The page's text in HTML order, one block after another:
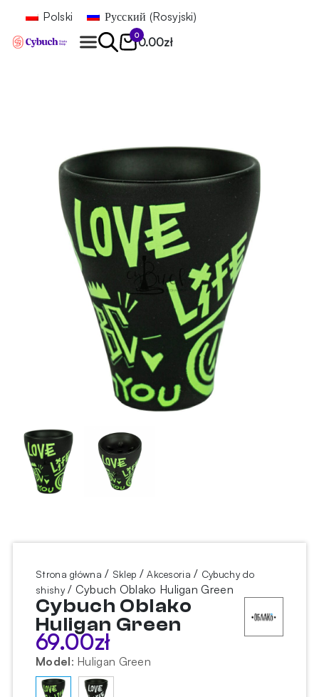
Polski Русский (Rosyjski)
0
0.00zł
Strona główna / Sklep /Akcesoria / Cybuchy do
shishy/ Cybuch Oblako Huligan Green
Cybuch Oblako
Huligan Green
69.00zł
Model: Huligan Green